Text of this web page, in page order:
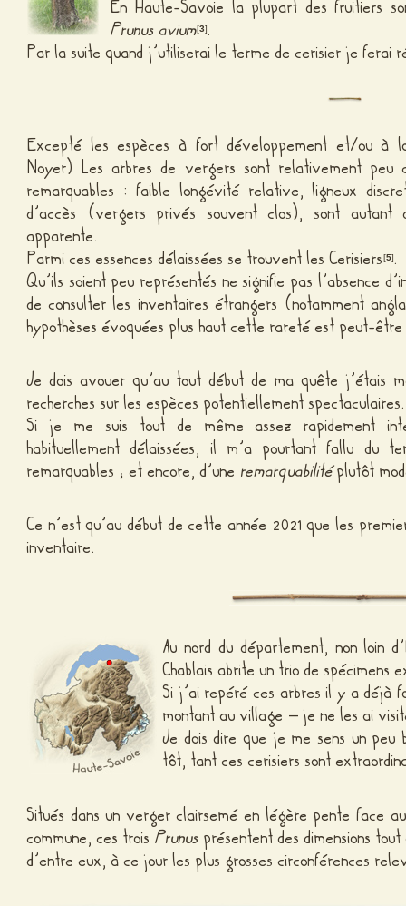
En Haute-Savoie la plupart des fruitiers
Prunus avium[3].
Par la suite quand j’utiliserai le terme de cerisier je ferai
Excepté les espèces à fort développement et/ou à
Noyer) Les arbres de vergers sont relativement peu
remarquables : faible longévité relative, ligneux
d’accès (vergers privés souvent clos), sont
apparente.
Parmi ces essences délaissées se trouvent les Cerisiers[5].
Qu’ils soient peu représentés ne signifie pas l’absence
de consulter les inventaires étrangers (notamment
hypothèses évoquées plus haut cette rareté est peut-
Je dois avouer qu’au tout début de ma quête j’étais
recherches sur les espèces potentiellement spectaculaires.
Si je me suis tout de même assez rapidement
habituellement délaissées, il m’a pourtant fallu du
remarquables ; et encore, d’une remarquabilitéplutôt
Ce n’est qu’au début de cette année 2021 que les
inventaire.
Au nord du département, non loin
Chablais abrite un trio de spécimens
Si j’ai repéré ces arbres il y a déjà
montant au village – je ne les ai
Je dois dire que je me sens un
tôt, tant ces cerisiers sont
Situés dans un verger clairsemé en légère pente face
commune, ces troisPrunus présentent des dimensions
d’entre eux, à ce jour les plus grosses circonférences